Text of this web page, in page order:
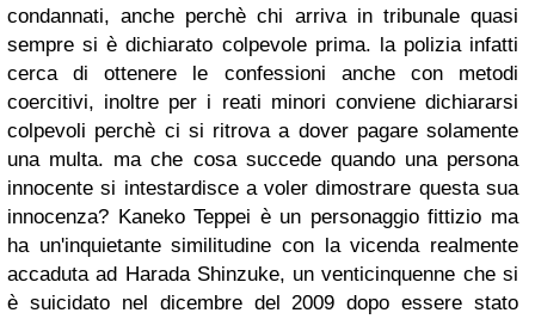
condannati, anche perchè chi arriva in tribunale quasi
sempre si è dichiarato colpevole prima. la polizia infatti
cerca di ottenere le confessioni anche con metodi
coercitivi, inoltre per i reati minori conviene dichiararsi
colpevoli perchè ci si ritrova a dover pagare solamente
una multa. ma che cosa succede quando una persona
innocente si intestardisce a voler dimostrare questa sua
innocenza? Kaneko Teppei è un personaggio fittizio ma
ha un'inquietante similitudine con la vicenda realmente
accaduta ad Harada Shinzuke, un venticinquenne che si
è suicidato nel dicembre del 2009 dopo essere stato